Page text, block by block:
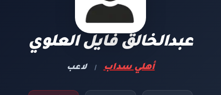
عبدالخالق فايل العلوي
أهلي سداب | لاعب